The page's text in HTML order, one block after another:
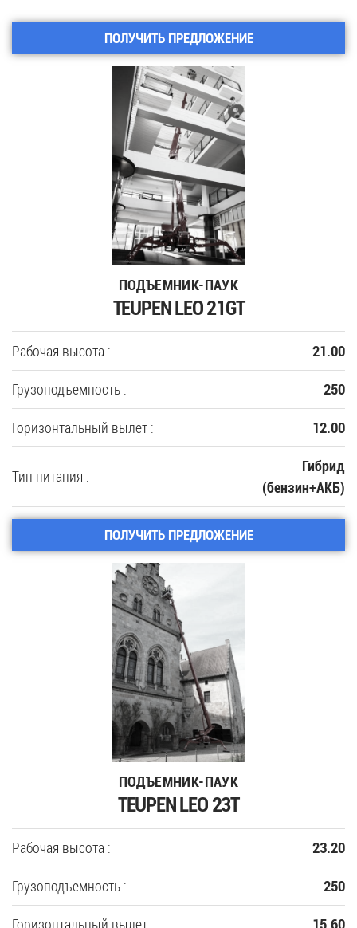
ПОЛУЧИТЬ ПРЕДЛОЖЕНИЕ
ПОДЪЕМНИК-ПАУК
TEUPEN LEO 21GT
Рабочая высота : 21.00
Грузоподъемность : 250
Горизонтальный вылет : 12.00
Тип питания :
Гибрид
(бензин+АКБ)
ПОЛУЧИТЬ ПРЕДЛОЖЕНИЕ
ПОДЪЕМНИК-ПАУК
TEUPEN LEO 23T
Рабочая высота : 23.20
Грузоподъемность : 250
Горизонтальный вылет : 15.60